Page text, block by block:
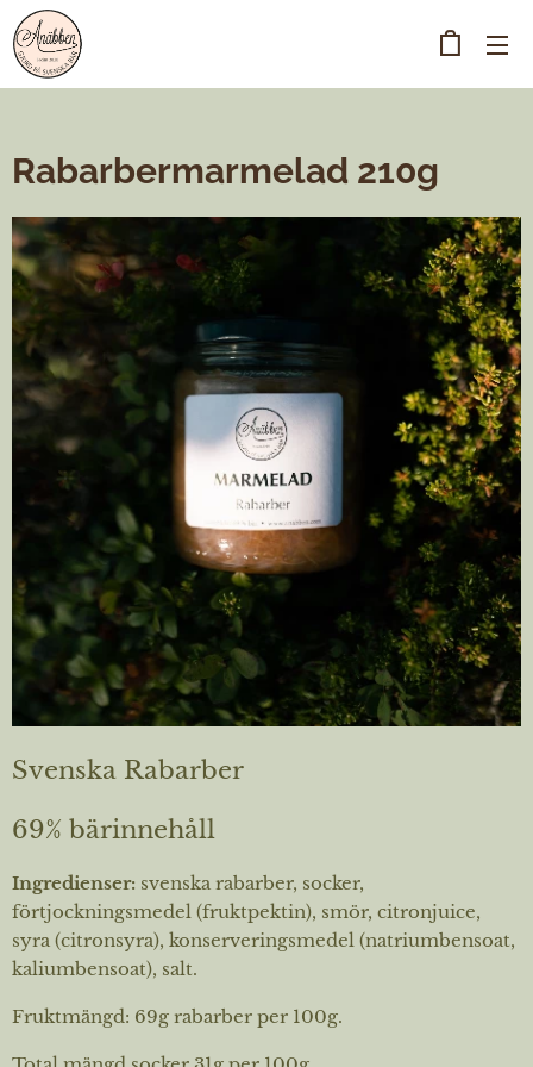
Rabarbermarmelad 210g
Svenska Rabarber
69% bärinnehåll
Ingredienser: svenska rabarber, socker,
förtjockningsmedel (fruktpektin), smör, citronjuice,
syra (citronsyra), konserveringsmedel (natriumbensoat,
kaliumbensoat), salt.
Fruktmängd: 69g rabarber per 100g.